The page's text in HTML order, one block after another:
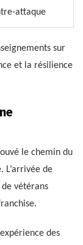
attaque
sur
et la résilience
le chemin du
L’arrivée de
vétérans
des